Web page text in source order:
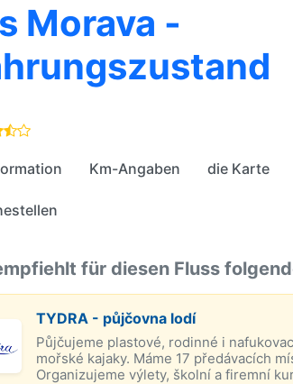
Morava -
Km-Angaben die Karte
für diesen Fluss
TYDRA - půjčovna lodí
Půjčujeme plastové, rodinné i
mořské kajaky. Máme 17 předávacích
Organizujeme výlety, školní a firemní